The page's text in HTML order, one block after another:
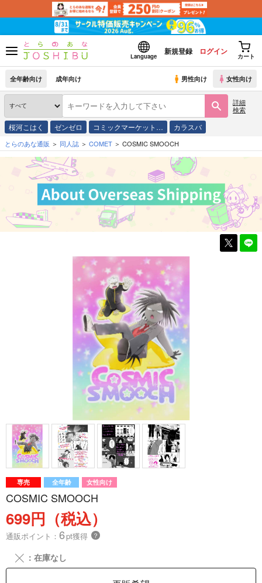
Language
新規登録 ログイン
カート
全年齢向け 成年向け 男性向け 女性向け
詳細
検索
桜河こはく ゼンゼロ コミックマーケット… カラスバ
とらのあな通販 同人誌 COMET COSMIC SMOOCH
専売 全年齢 女性向け
COSMIC SMOOCH
699円（税込）
通販ポイント： 6pt獲得 ？
╳ ：在庫なし